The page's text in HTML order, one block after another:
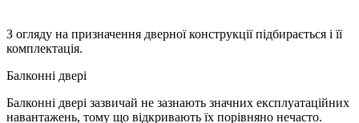
З огляду на призначення дверної конструкції підбирається і її
комплектація.
Балконні двері
Балконні двері зазвичай не зазнають значних експлуатаційних
навантажень, тому що відкривають їх порівняно нечасто.